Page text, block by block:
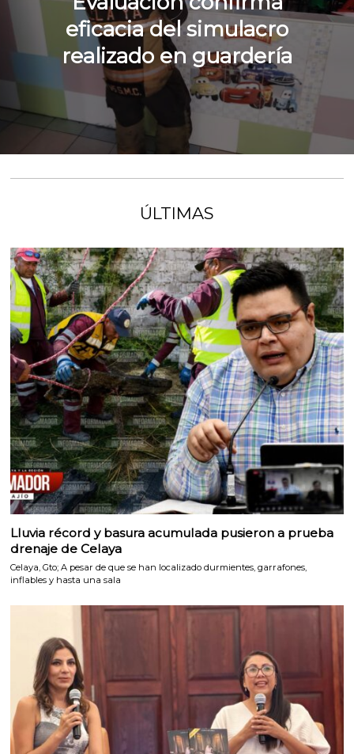
eficacia del simulacro
realizado en guardería
ÚLTIMAS
Lluvia récord y basura acumulada pusieron a prueba
drenaje de Celaya
Celaya, Gto; A pesar de que se han localizado durmientes, garrafones,
inflables y hasta una sala